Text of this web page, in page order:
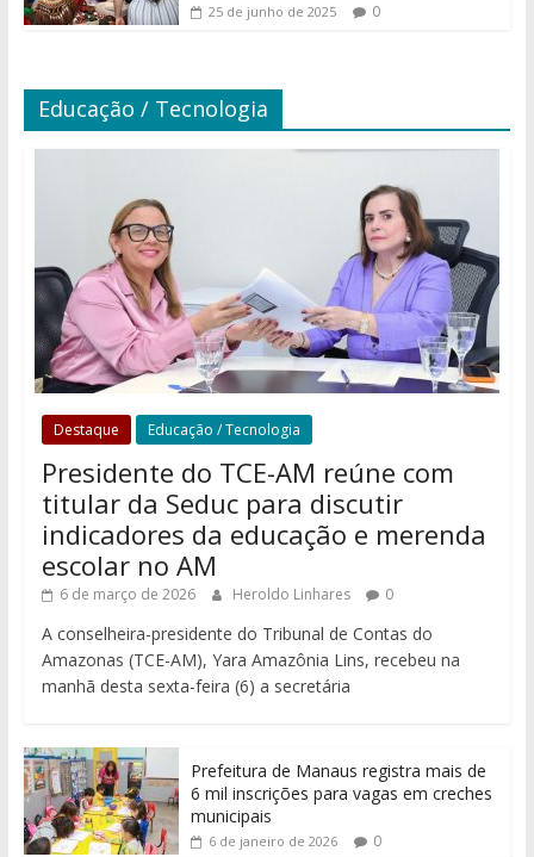
25 de junho de 2025 0
Educação / Tecnologia
Destaque Educação / Tecnologia
Presidente do TCE-AM reúne com
titular da Seduc para discutir
indicadores da educação e merenda
escolar no AM
6 de março de 2026 Heroldo Linhares 0
A conselheira-presidente do Tribunal de Contas do
Amazonas (TCE-AM), Yara Amazônia Lins, recebeu na
manhã desta sexta-feira (6) a secretária
Prefeitura de Manaus registra mais de
6 mil inscrições para vagas em creches
municipais
6 de janeiro de 2026 0